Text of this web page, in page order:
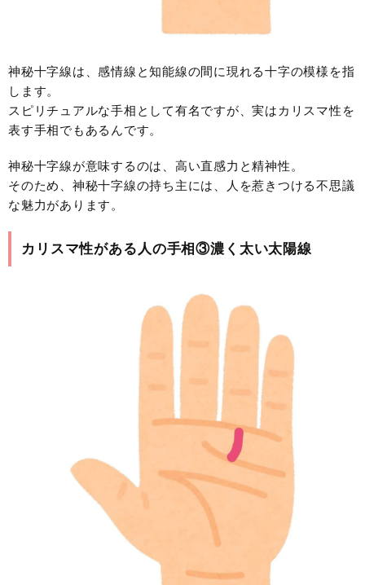
神秘十字線は、感情線と知能線の間に現れる十字の模様を指
します。
スピリチュアルな手相として有名ですが、実はカリスマ性を
表す手相でもあるんです。
神秘十字線が意味するのは、高い直感力と精神性。
そのため、神秘十字線の持ち主には、人を惹きつける不思議
な魅力があります。
カリスマ性がある人の手相③濃く太い太陽線